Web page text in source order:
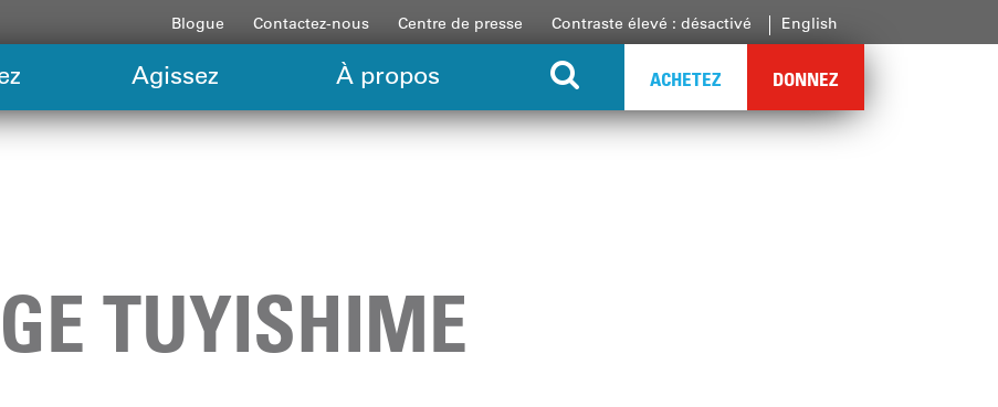
Blogue Contactez-nous Centre de presse Contraste élevé : désactivé English
Agissez À propos ACHETEZ DONNEZ
TUYISHIME